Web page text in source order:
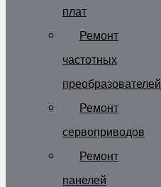
плат
Ремонт
частотных
преобразователей
Ремонт
сервоприводов
Ремонт
панелей